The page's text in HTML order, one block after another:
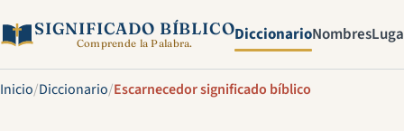
SIGNIFICADO BÍBLICO
Comprende la Palabra. DiccionarioNombres
Inicio/Diccionario/Escarnecedor significado bíblico